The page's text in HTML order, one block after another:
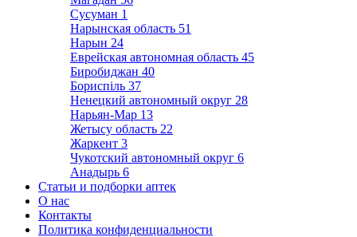
Сусуман 1
Нарынская область 51
Нарын 24
Еврейская автономная область 45
Биробиджан 40
Бориспіль 37
Ненецкий автономный округ 28
Нарьян-Мар 13
Жетысу область 22
Жаркент 3
Чукотский автономный округ 6
Анадырь 6
Статьи и подборки аптек
О нас
Контакты
Политика конфиденциальности